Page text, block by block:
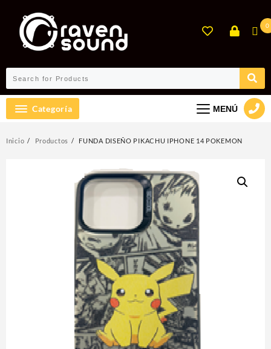
contenido
0
Categoría MENÚ
Inicio Productos FUNDA DISEÑO PIKACHU IPHONE 14 POKEMON